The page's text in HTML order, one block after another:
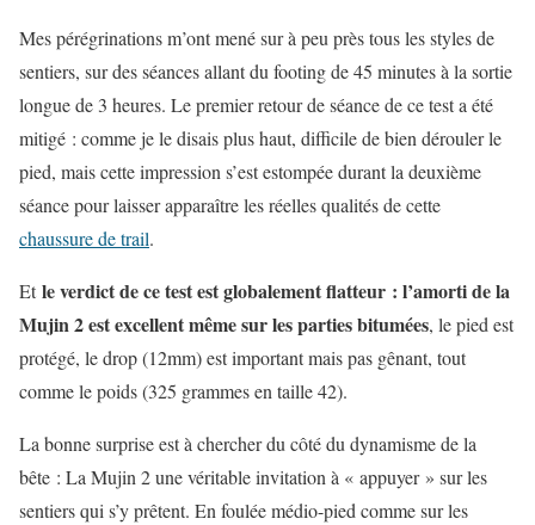
Mes pérégrinations m’ont mené sur à peu près tous les styles de
sentiers, sur des séances allant du footing de 45 minutes à la sortie
longue de 3 heures. Le premier retour de séance de ce test a été
mitigé : comme je le disais plus haut, difficile de bien dérouler le
pied, mais cette impression s’est estompée durant la deuxième
séance pour laisser apparaître les réelles qualités de cette
chaussure de trail.
Etle verdict de ce test est globalement flatteur : l’amorti de la
Mujin 2 est excellent même sur les parties bitumées, le pied est
protégé, le drop (12mm) est important mais pas gênant, tout
comme le poids (325 grammes en taille 42).
La bonne surprise est à chercher du côté du dynamisme de la
bête : La Mujin 2 une véritable invitation à « appuyer » sur les
sentiers qui s’y prêtent. En foulée médio-pied comme sur les